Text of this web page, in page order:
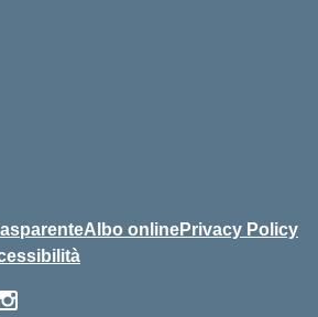
Albo onlinePrivacy Policy